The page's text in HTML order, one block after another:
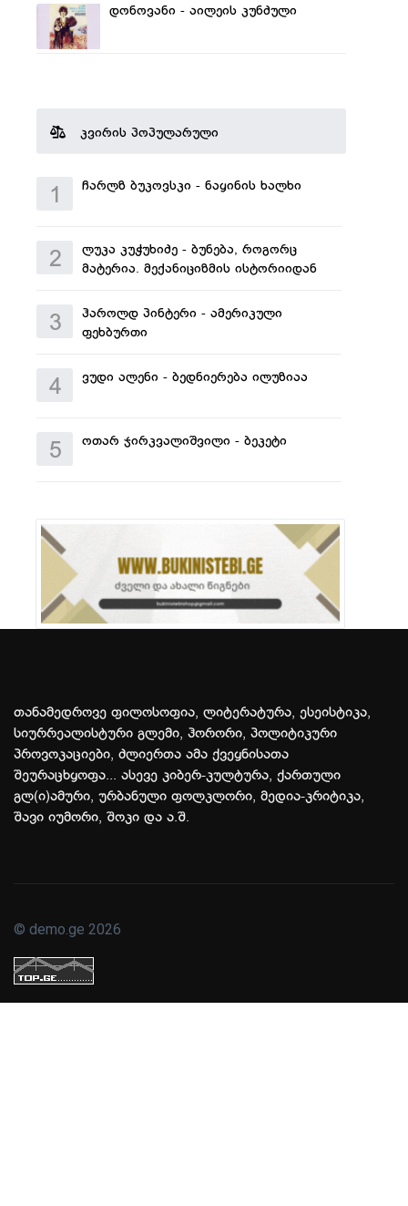
დონოვანი - აილეის კუნძული
კვირის პოპულარული
1 ჩარლზ ბუკოვსკი - ნაყინის ხალხი
2
ლუკა კუჭუხიძე - ბუნება, როგორც
მატერია. მექანიციზმის ისტორიიდან
3
ჰაროლდ პინტერი - ამერიკული
ფეხბურთი
4 ვუდი ალენი - ბედნიერება ილუზიაა
5 ოთარ ჯირკვალიშვილი - ბეკეტი
თანამედროვე ფილოსოფია, ლიტერატურა, ესეისტიკა,
სიურრეალისტური გლემი, ჰორორი, პოლიტიკური
პროვოკაციები, ძლიერთა ამა ქვეყნისათა
შეურაცხყოფა... ასევე კიბერ-კულტურა, ქართული
გლ(ი)ამური, ურბანული ფოლკლორი, მედია-კრიტიკა,
შავი იუმორი, შოკი და ა.შ.
© demo.ge 2026